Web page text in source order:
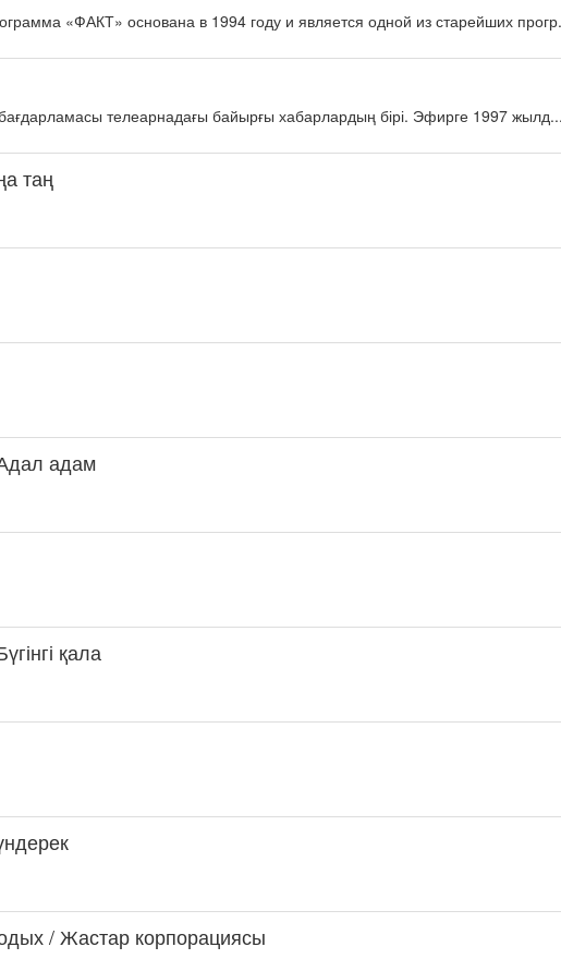
«ФАКТ» основана в 1994 году и является одной из старейших
бағдарламасы телеарнадағы байырғы хабарлардың бірі. Эфирге 1997
таң
адам
қала
/ Жастар корпорациясы